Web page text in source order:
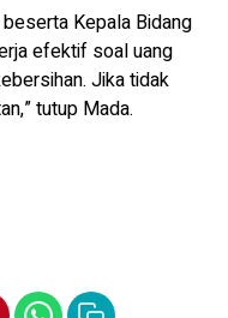
Kepala Bidang
efektif soal uang
Jika tidak
tutup Mada.